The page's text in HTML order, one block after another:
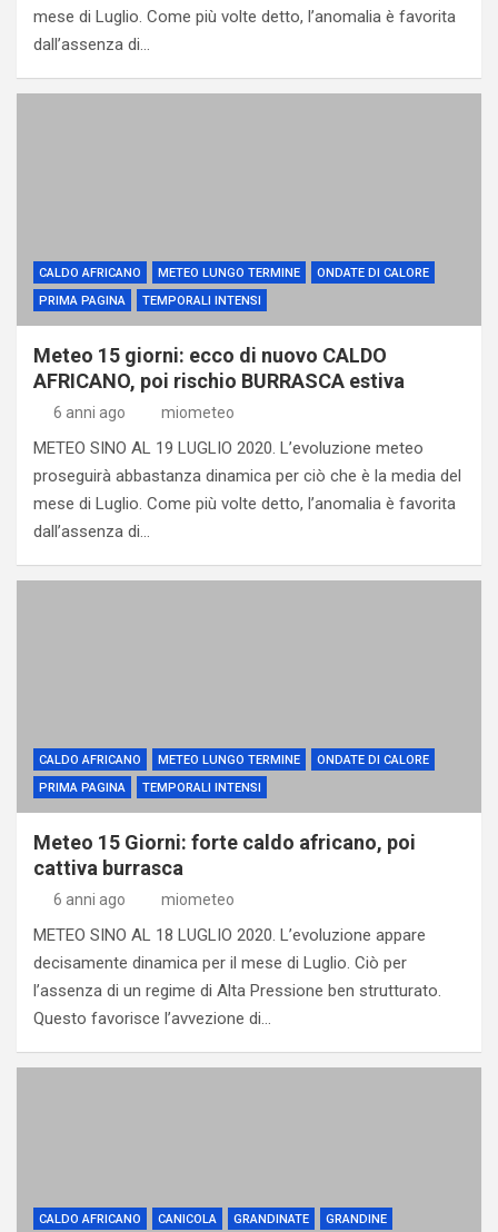
mese di Luglio. Come più volte detto, l’anomalia è favorita
dall’assenza di…
CALDO AFRICANO METEO LUNGO TERMINE
ONDATE DI CALORE
PRIMA PAGINA
TEMPORALI INTENSI
Meteo 15 giorni: ecco di nuovo CALDO
AFRICANO, poi rischio BURRASCA estiva
6 anni ago miometeo
METEO SINO AL 19 LUGLIO 2020. L’evoluzione meteo
proseguirà abbastanza dinamica per ciò che è la media del
mese di Luglio. Come più volte detto, l’anomalia è favorita
dall’assenza di…
CALDO AFRICANO METEO LUNGO TERMINE
ONDATE DI CALORE
PRIMA PAGINA
TEMPORALI INTENSI
Meteo 15 Giorni: forte caldo africano, poi
cattiva burrasca
6 anni ago miometeo
METEO SINO AL 18 LUGLIO 2020. L’evoluzione appare
decisamente dinamica per il mese di Luglio. Ciò per
l’assenza di un regime di Alta Pressione ben strutturato.
Questo favorisce l’avvezione di…
CALDO AFRICANO CANICOLA GRANDINATE GRANDINE